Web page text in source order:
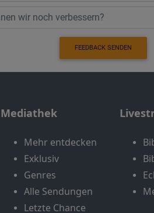
FEEDBACK SENDEN
Mediathek
Mehr entdecken
Exklusiv
Genres
Alle Sendungen
Letzte Chance